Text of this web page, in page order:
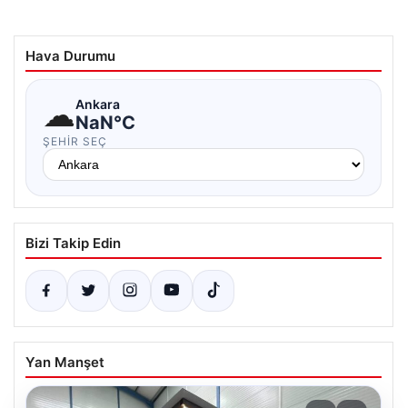
Hava Durumu
☁Ankara
NaN°C
ŞEHIR SEÇ
Bizi Takip Edin
Yan Manşet